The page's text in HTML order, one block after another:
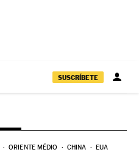
SUSCRÍBETE
ORIENTE MÉDIO CHINA EUA